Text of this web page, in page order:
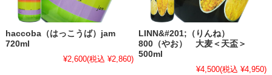
haccoba（はっこうば）jam
720ml
¥2,600(税込 ¥2,860)
LINN&#201;（りんね）
800（やお） 大麦＜天盃＞
500ml
¥4,500(税込 ¥4,950)